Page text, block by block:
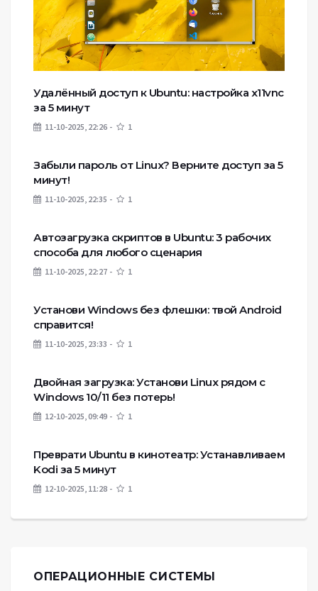
Удалённый доступ к Ubuntu: настройка x11vnc
за 5 минут
11-10-2025, 22:26 1
Забыли пароль от Linux? Верните доступ за 5
минут!
11-10-2025, 22:35 1
Автозагрузка скриптов в Ubuntu: 3 рабочих
способа для любого сценария
11-10-2025, 22:27 1
Установи Windows без флешки: твой Android
справится!
11-10-2025, 23:33 1
Двойная загрузка: Установи Linux рядом с
Windows 10/11 без потерь!
12-10-2025, 09:49 1
Преврати Ubuntu в кинотеатр: Устанавливаем
Kodi за 5 минут
12-10-2025, 11:28 1
ОПЕРАЦИОННЫЕ СИСТЕМЫ